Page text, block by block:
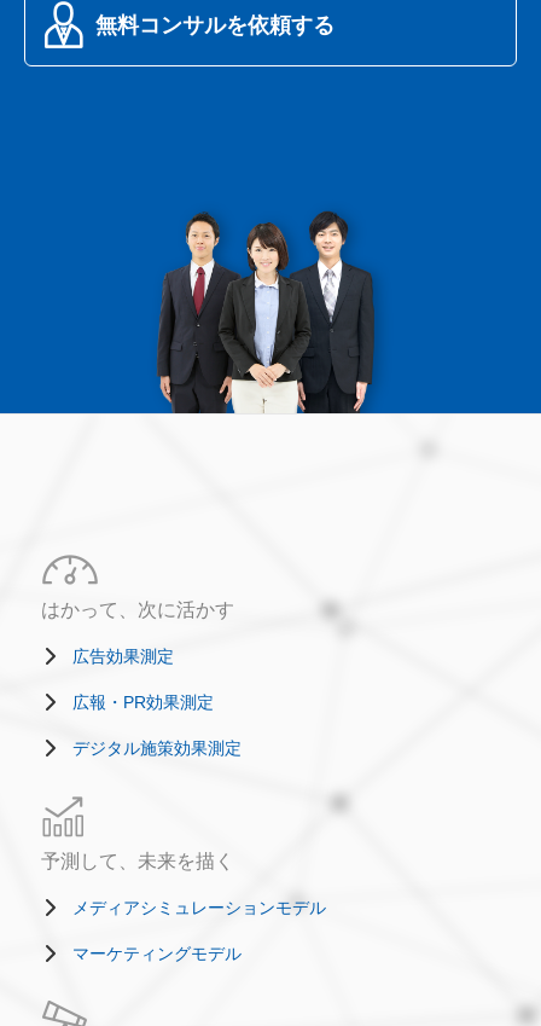
アカデミーパック販売
無料コンサルを依頼する
はかって、次に活かす
広告効果測定
広報・PR効果測定
デジタル施策効果測定
予測して、未来を描く
メディアシミュレーションモデル
マーケティングモデル